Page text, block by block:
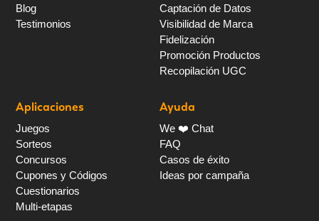
Blog
Testimonios
Captación de Datos
Visibilidad de Marca
Fidelización
Promoción Productos
Recopilación UGC
Aplicaciones
Juegos
Sorteos
Concursos
Cupones y Códigos
Cuestionarios
Multi-etapas
Ayuda
We ❤️ Chat
FAQ
Casos de éxito
Ideas por campaña